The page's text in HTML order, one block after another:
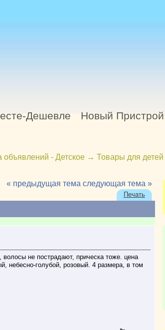
Дешевле Новый Пристрой
объявлений - Детское → Товары для детей
« предыдущая тема следующая тема »
Печать
волосы не пострадают, прическа тоже. цена
небесно-голубой, розовый. 4 размера, в том